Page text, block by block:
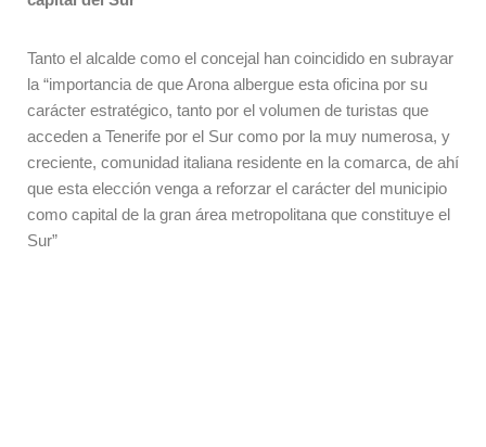
Tanto el alcalde como el concejal han coincidido en subrayar
la “importancia de que Arona albergue esta oficina por su
carácter estratégico, tanto por el volumen de turistas que
acceden a Tenerife por el Sur como por la muy numerosa, y
creciente, comunidad italiana residente en la comarca, de ahí
que esta elección venga a reforzar el carácter del municipio
como capital de la gran área metropolitana que constituye el
Sur”